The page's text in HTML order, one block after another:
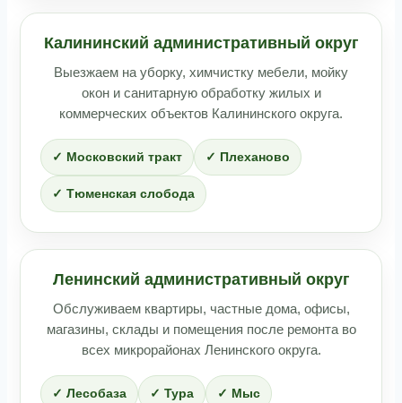
Калининский административный округ
Выезжаем на уборку, химчистку мебели, мойку
окон и санитарную обработку жилых и
коммерческих объектов Калининского округа.
✓ Московский тракт ✓ Плеханово
✓ Тюменская слобода
Ленинский административный округ
Обслуживаем квартиры, частные дома, офисы,
магазины, склады и помещения после ремонта во
всех микрорайонах Ленинского округа.
✓ Лесобаза ✓ Тура ✓ Мыс